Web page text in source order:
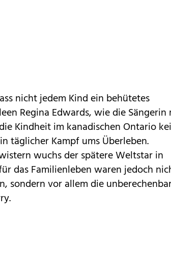
nicht jedem Kind ein behütetes
Regina Edwards, wie die Sängerin
Kindheit im kanadischen Ontario
täglicher Kampf ums Überleben.
wuchs der spätere Weltstar in
das Familienleben waren jedoch
sondern vor allem die